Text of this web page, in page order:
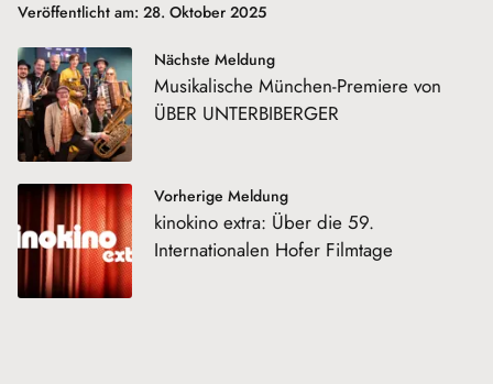
Veröffentlicht am: 28. Oktober 2025
Nächste Meldung
Musikalische München-Premiere von
ÜBER UNTERBIBERGER
Vorherige Meldung
kinokino extra: Über die 59.
Internationalen Hofer Filmtage